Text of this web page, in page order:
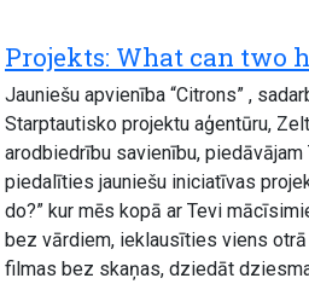
Projekts: What can two
Jauniešu apvienība “Citrons” ,
Starptautisko projektu aģentūru,
arodbiedrību savienību,
piedalīties jauniešu iniciatīvas
do?” kur mēs kopā ar Tevi
bez vārdiem, ieklausīties viens
filmas bez skaņas, dziedāt